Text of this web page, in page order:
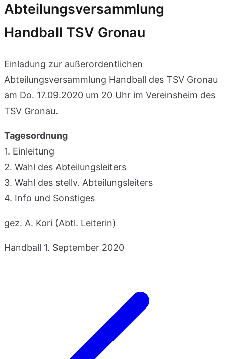
Abteilungsversammlung
Handball TSV Gronau
Einladung zur außerordentlichen
Abteilungsversammlung Handball des TSV Gronau
am Do. 17.09.2020 um 20 Uhr im Vereinsheim des
TSV Gronau.
Tagesordnung
1. Einleitung
2. Wahl des Abteilungsleiters
3. Wahl des stellv. Abteilungsleiters
4. Info und Sonstiges
gez. A. Kori (Abtl. Leiterin)
Handball 1. September 2020